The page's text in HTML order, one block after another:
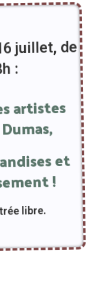
juillet, de
:
artistes
et
!
libre.